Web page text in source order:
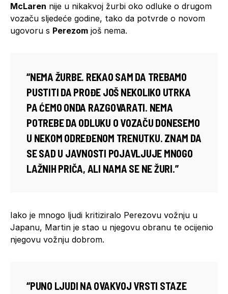
McLaren nije u nikakvoj žurbi oko odluke o drugom
vozaču sljedeće godine, tako da potvrde o novom
ugovoru s Perezom još nema.
“NEMA ŽURBE. REKAO SAM DA TREBAMO
PUSTITI DA PROĐE JOŠ NEKOLIKO UTRKA
PA ĆEMO ONDA RAZGOVARATI. NEMA
POTREBE DA ODLUKU O VOZAČU DONESEMO
U NEKOM ODREĐENOM TRENUTKU. ZNAM DA
SE SAD U JAVNOSTI POJAVLJUJE MNOGO
LAŽNIH PRIČA, ALI NAMA SE NE ŽURI.”
Iako je mnogo ljudi kritiziralo Perezovu vožnju u
Japanu, Martin je stao u njegovu obranu te ocijenio
njegovu vožnju dobrom.
“PUNO LJUDI NA OVAKVOJ VRSTI STAZE